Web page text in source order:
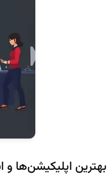
بهترین اپلیکیشن‌ها و